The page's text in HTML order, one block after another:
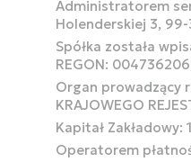
Administratorem
Holenderskiej 3,
Spółka została
REGON:
Organ prowadzący
KRAJOWEGO
Kapitał Zakładowy:
Operatorem